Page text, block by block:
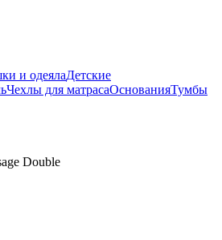
и одеялаДетские
Чехлы для матрасаОснованияТумбы
Double